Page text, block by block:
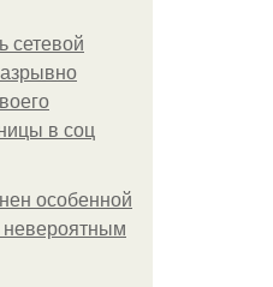
сетевой
в соц
особенной
невероятным